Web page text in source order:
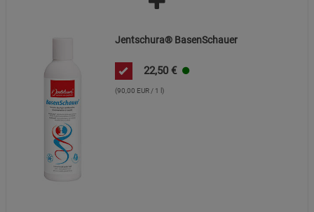
Jentschura® BasenSchauer
22,50 €
(90,00 EUR / 1 l)